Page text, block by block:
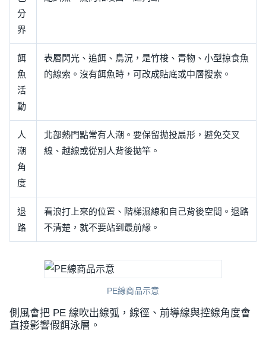
分
界
餌
魚
活
動
表層閃光、追餌、鳥況，是竹梭、青物、小型掠食魚
的線索。沒有餌魚時，可改成貼底或中層搜索。
人
潮
角
度
北部熱門點常有人潮。要保留拋投扇形，避免交叉
線、越線或從別人背後拋竿。
退
路
看浪打上來的位置、階梯濕線和自己背後空間。退路
不清楚，就不要站到最前緣。
PE線商品示意
側風會把 PE 線吹出線弧，線徑、前導線與控線角度會
直接影響假餌泳層。